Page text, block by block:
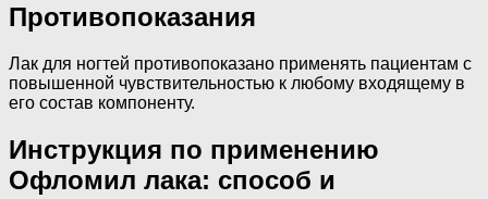
Противопоказания
Лак для ногтей противопоказано применять пациентам с
повышенной чувствительностью к любому входящему в
его состав компоненту.
Инструкция по применению
Офломил лака: способ и